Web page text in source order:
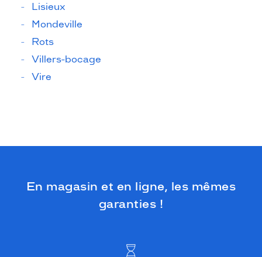
Lisieux
Mondeville
Rots
Villers-bocage
Vire
En magasin et en ligne, les mêmes
garanties !